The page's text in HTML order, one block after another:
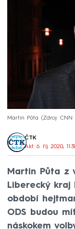
Martin Půta Zdroj: CNN
ČTK
Akt. 6. říj 2020,
Martin Půta z
Liberecký
období
ODS budou
náskokem